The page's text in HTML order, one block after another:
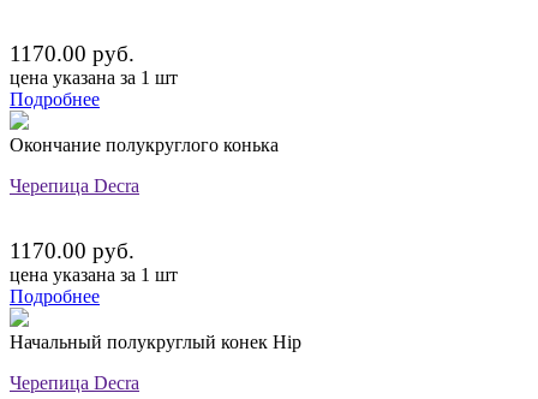
1170.00 руб.
цена указана за 1 шт
Подробнее
Окончание полукруглого конька
Черепица Decra
1170.00 руб.
цена указана за 1 шт
Подробнее
Начальный полукруглый конек Hip
Черепица Decra